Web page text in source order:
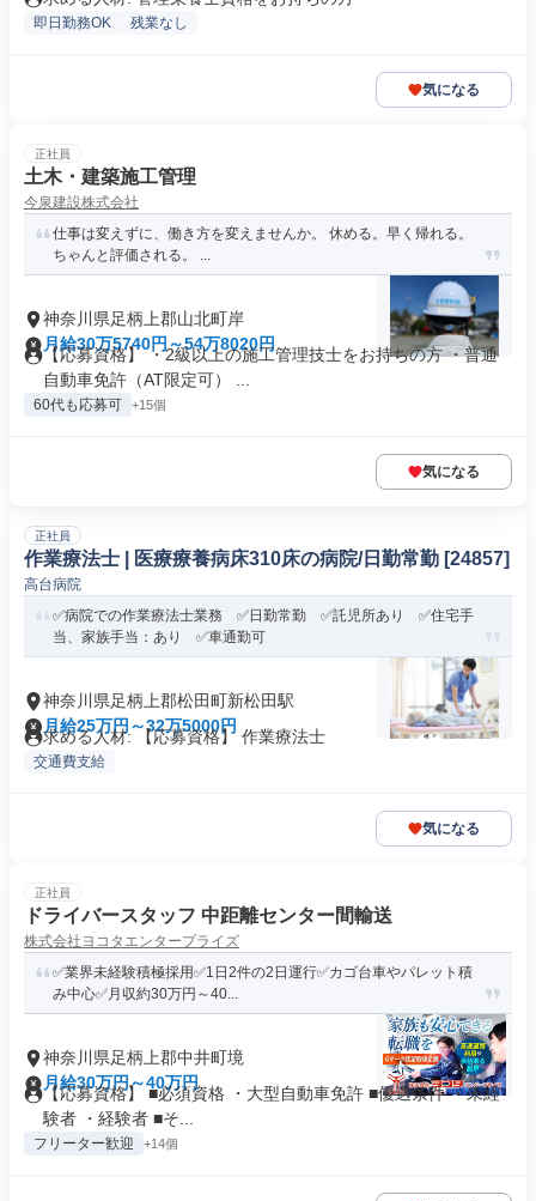
即日勤務OK 残業なし
気になる
正社員
土木・建築施工管理
今泉建設株式会社
仕事は変えずに、働き方を変えませんか。 休める。早く帰れる。
ちゃんと評価される。 ...
神奈川県足柄上郡山北町岸
月給30万5740円～54万8020円
【応募資格】 ・2級以上の施工管理技士をお持ちの方 ・普通
自動車免許（AT限定可） ...
60代も応募可 +15個
気になる
正社員
作業療法士 | 医療療養病床310床の病院/日勤常勤 [24857]
高台病院
✅病院での作業療法士業務 ✅日勤常勤 ✅託児所あり ✅住宅手
当、家族手当：あり ✅車通勤可
神奈川県足柄上郡松田町新松田駅
月給25万円～32万5000円
求める人材: 【応募資格】 作業療法士
交通費支給
気になる
正社員
ドライバースタッフ 中距離センター間輸送
株式会社ヨコタエンタープライズ
✅業界未経験積極採用✅1日2件の2日運行✅カゴ台車やパレット積
み中心✅月収約30万円～40...
神奈川県足柄上郡中井町境
月給30万円～40万円
【応募資格】 ■必須資格 ・大型自動車免許 ■優遇条件 ・未経
験者 ・経験者 ■そ...
フリーター歓迎 +14個